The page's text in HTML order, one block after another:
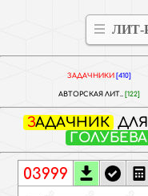
ЛИТ-
ЗАДАЧНИКИ [410]
АВТОРСКАЯ ЛИТ.. [122]
ЗАДАЧНИК ДЛЯ
ГОЛУБЕВА
03999